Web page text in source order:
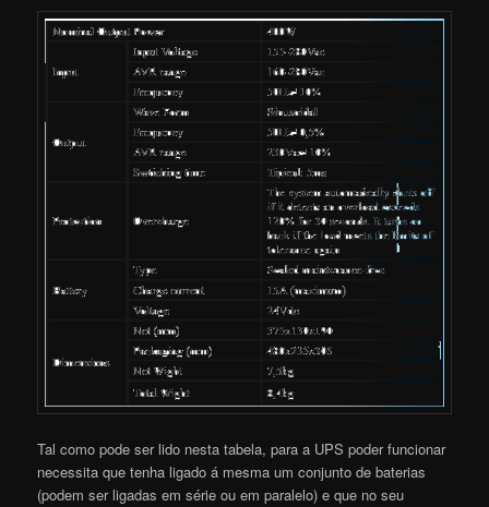
Tal como pode ser lido nesta tabela, para a UPS poder funcionar
necessita que tenha ligado á mesma um conjunto de baterias
(podem ser ligadas em série ou em paralelo) e que no seu